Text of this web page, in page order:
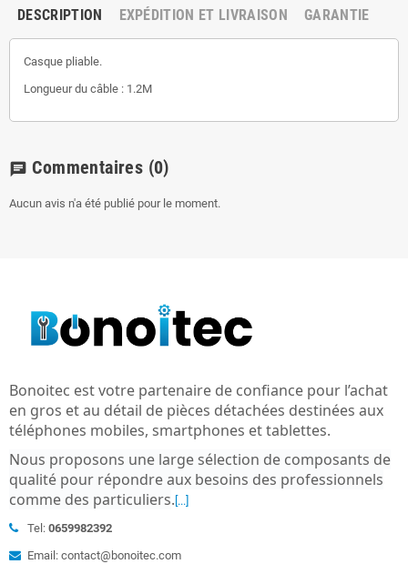
DESCRIPTION EXPÉDITION ET LIVRAISON GARANTIE
Casque pliable.
Longueur du câble : 1.2M
chat Commentaires (0)
Aucun avis n'a été publié pour le moment.
Bonoitec est votre partenaire de confiance pour l’achat
en gros et au détail de pièces détachées destinées aux
téléphones mobiles, smartphones et tablettes.
Nous proposons une large sélection de composants de
qualité pour répondre aux besoins des professionnels
comme des particuliers. [...]
Tel: 0659982392
Email: contact@bonoitec.com